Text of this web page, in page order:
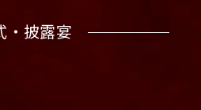
・披露宴